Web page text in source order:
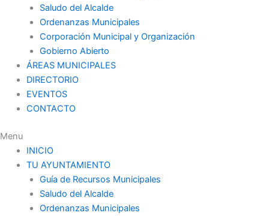
Saludo del Alcalde
Ordenanzas Municipales
Corporación Municipal y Organización
Gobierno Abierto
ÁREAS MUNICIPALES
DIRECTORIO
EVENTOS
CONTACTO
Menu
INICIO
TU AYUNTAMIENTO
Guía de Recursos Municipales
Saludo del Alcalde
Ordenanzas Municipales